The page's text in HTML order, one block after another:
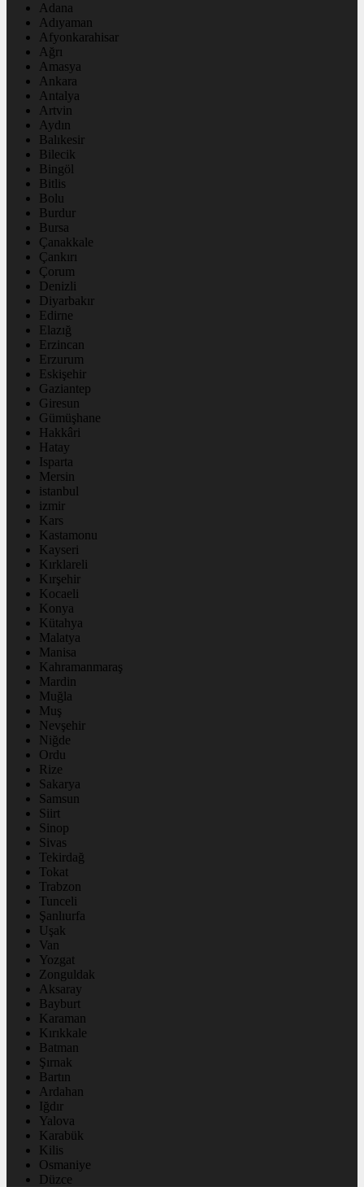
Adana
Adıyaman
Afyonkarahisar
Ağrı
Amasya
Ankara
Antalya
Artvin
Aydın
Balıkesir
Bilecik
Bingöl
Bitlis
Bolu
Burdur
Bursa
Çanakkale
Çankırı
Çorum
Denizli
Diyarbakır
Edirne
Elazığ
Erzincan
Erzurum
Eskişehir
Gaziantep
Giresun
Gümüşhane
Hakkâri
Hatay
Isparta
Mersin
istanbul
izmir
Kars
Kastamonu
Kayseri
Kırklareli
Kırşehir
Kocaeli
Konya
Kütahya
Malatya
Manisa
Kahramanmaraş
Mardin
Muğla
Muş
Nevşehir
Niğde
Ordu
Rize
Sakarya
Samsun
Siirt
Sinop
Sivas
Tekirdağ
Tokat
Trabzon
Tunceli
Şanlıurfa
Uşak
Van
Yozgat
Zonguldak
Aksaray
Bayburt
Karaman
Kırıkkale
Batman
Şırnak
Bartın
Ardahan
Iğdır
Yalova
Karabük
Kilis
Osmaniye
Düzce